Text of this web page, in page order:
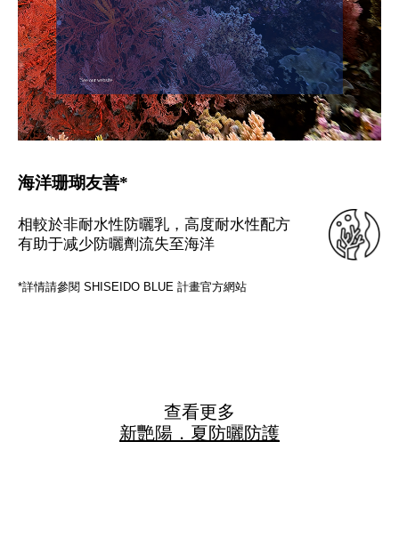
海洋珊瑚友善*
相較於非耐水性防曬乳，高度耐水性配方
有助于减少防曬劑流失至海洋
*詳情請參閱 SHISEIDO BLUE 計畫官方網站
查看更多
新艷陽．夏防曬防護